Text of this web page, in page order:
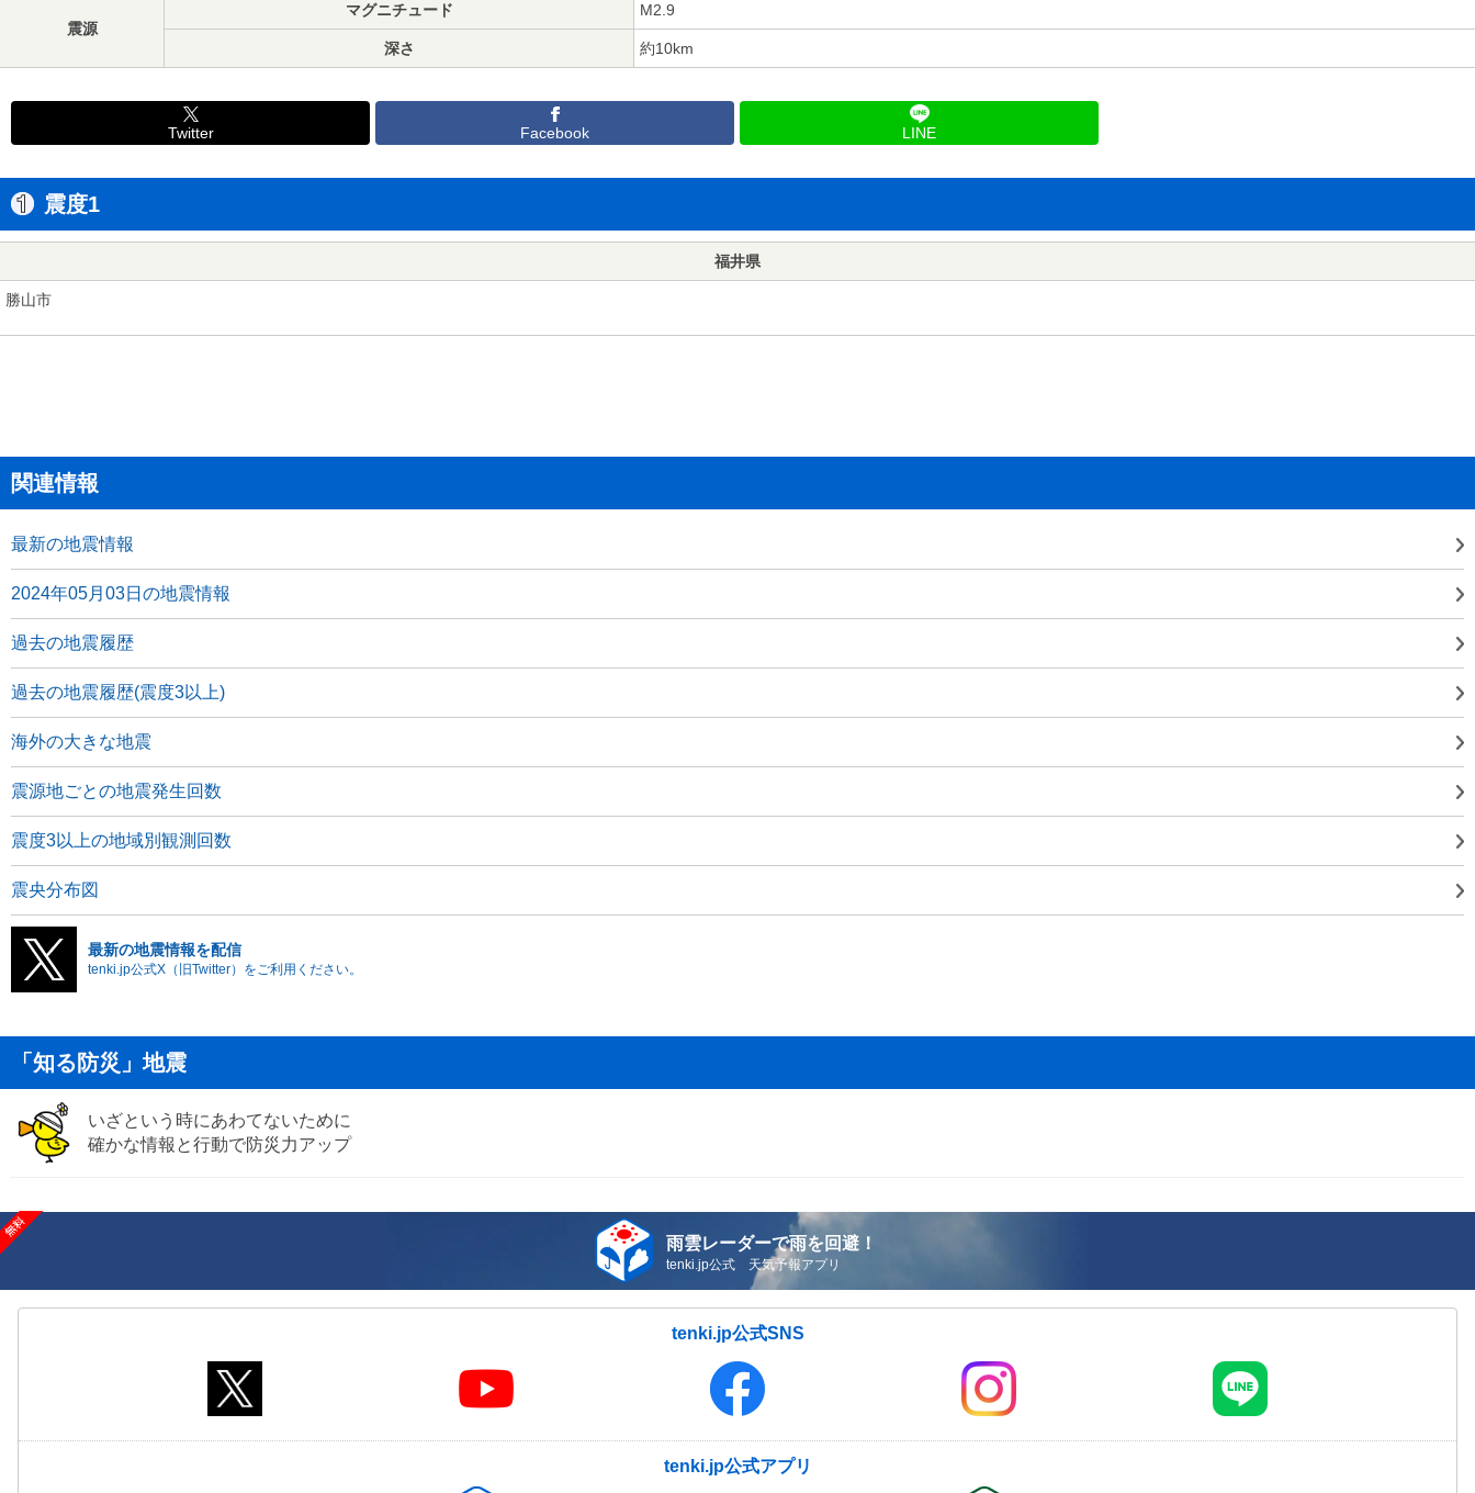
震源
マグニチュード M2.9
深さ 約10km
Twitter Facebook LINE
震度1
福井県
勝山市
関連情報
最新の地震情報
2024年05月03日の地震情報
過去の地震履歴
過去の地震履歴(震度3以上)
海外の大きな地震
震源地ごとの地震発生回数
震度3以上の地域別観測回数
震央分布図
最新の地震情報を配信
tenki.jp公式X（旧Twitter）をご利用ください。
「知る防災」地震
いざという時にあわてないために
確かな情報と行動で防災力アップ
雨雲レーダーで雨を回避！
tenki.jp公式 天気予報アプリ
tenki.jp公式SNS
tenki.jp公式アプリ